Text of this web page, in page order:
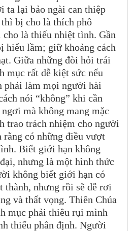
ta lại bảo ngài can thiệp
bị cho là thích phô
là thiếu nhiệt tình. Gần
hiểu lầm; giữ khoảng cách
Giữa những đòi hỏi trái
mục rất dễ kiệt sức nếu
phải làm mọi người hài
nói “không” khi cần
mà không mang mặc
trao trách nhiệm cho người
rằng có những điều vượt
Biết giới hạn không
nhưng là một hình thức
không biết giới hạn có
thành, nhưng rồi sẽ dễ rơi
và thất vọng. Thiên Chúa
mục phải thiêu rụi mình
thiếu phân định. Người